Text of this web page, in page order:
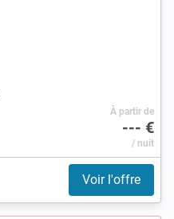
À partir de
--- €
/ nuit
Voir l'offre